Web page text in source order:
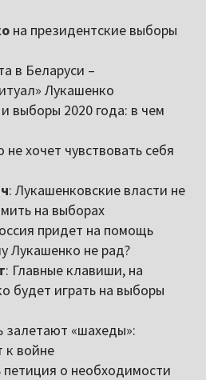
на президентские выборы
в Беларуси –
Лукашенко
выборы 2020 года: в чем
хочет чувствовать себя
: Лукашенковские власти не
на выборах
придет на помощь
Лукашенко не рад?
: Главные клавиши, на
будет играть на выборы
залетают «шахеды»:
к войне
петиция о необходимости